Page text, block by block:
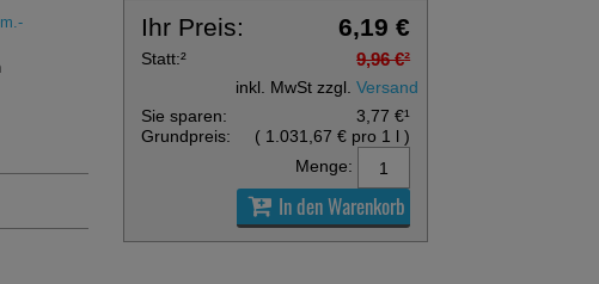
Ihr Preis: 6,19 €
Statt:² 9,96 €²
inkl. MwSt zzgl.Versand
Sie sparen:
3,77 €¹
Grundpreis:
( 1.031,67 € pro 1 l)
Menge:
In den Warenkorb